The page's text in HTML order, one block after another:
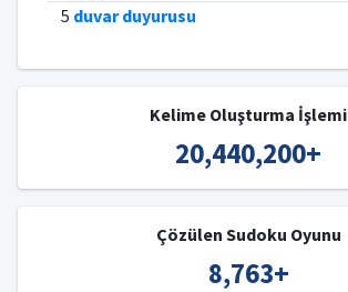
5 duvar duyurusu
Kelime Oluşturma İşlemi
20,440,200+
Çözülen Sudoku Oyunu
8,763+